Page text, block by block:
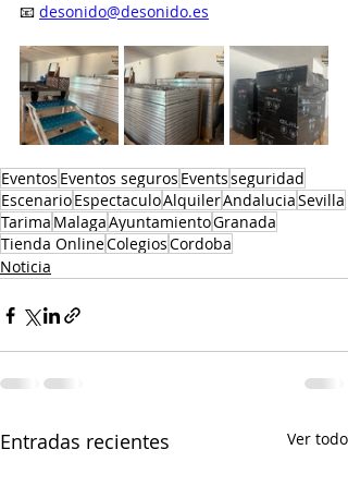
📧 desonido@desonido.es
Eventos Eventos seguros Eventsseguridad
EscenarioEspectaculoAlquilerAndaluciaSevilla
Tarima MalagaAyuntamientoGranada
Tienda OnlineColegiosCordoba
Noticia
Entradas recientes Ver todo